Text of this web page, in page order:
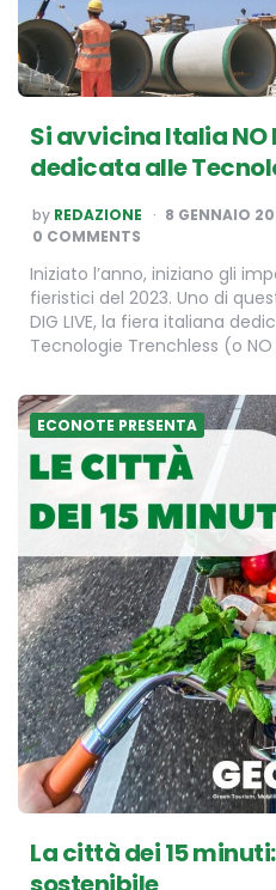
Si avvicina Italia NO
dedicata alle
POSTED
BY
by REDAZIONE 8 GENNAIO
0 COMMENTS
Iniziato l’anno, iniziano gli
fieristici del 2023. Uno di
DIG LIVE, la fiera italiana
Tecnologie Trenchless (o
ECONOTE PRESENTA
La città dei 15